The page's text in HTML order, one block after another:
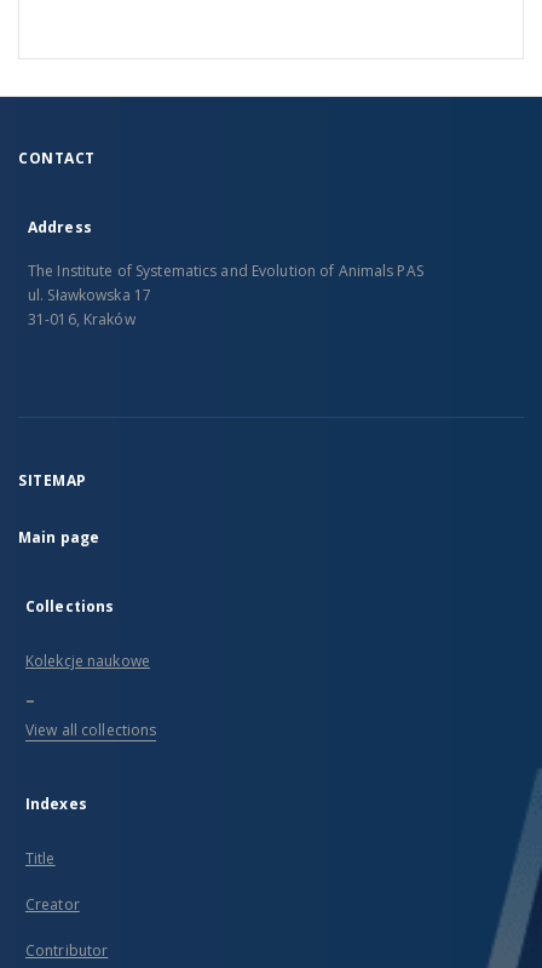
CONTACT
Address
The Institute of Systematics and Evolution of Animals PAS
ul. Sławkowska 17
31-016, Kraków
SITEMAP
Main page
Collections
Kolekcje naukowe
...
View all collections
Indexes
Title
Creator
Contributor